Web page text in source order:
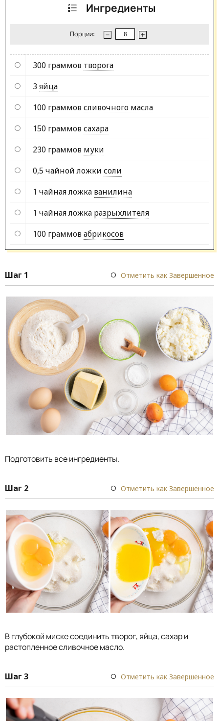
Ингредиенты
Порции:
300 граммов творога
3 яйца
100 граммовсливочного масла
150 граммовсахара
230 граммов муки
0,5 чайной ложки соли
1 чайная ложка ванилина
1 чайная ложка разрыхлителя
100 граммовабрикосов
Шаг 1 Отметить как Завершенное
Подготовить все ингредиенты.
Шаг 2 Отметить как Завершенное
В глубокой миске соединить творог, яйца, сахар и
растопленное сливочное масло.
Шаг 3 Отметить как Завершенное